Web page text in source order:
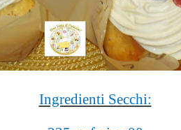
Ingredienti Secchi: